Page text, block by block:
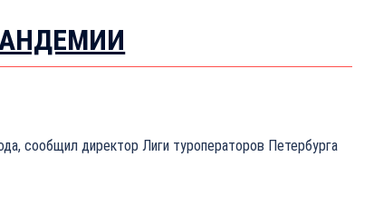
сообщил директор Лиги туроператоров Петербурга